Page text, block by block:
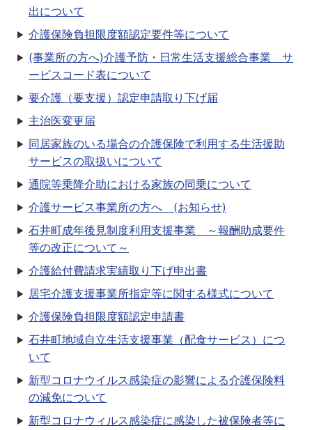
出について
介護保険負担限度額認定要件等について
(事業所の方へ)介護予防・日常生活支援総合事業 サ
ービスコード表について
要介護（要支援）認定申請取り下げ届
主治医変更届
同居家族のいる場合の介護保険で利用する生活援助
サービスの取扱いについて
通院等乗降介助における家族の同乗について
介護サービス事業所の方へ (お知らせ)
石井町成年後見制度利用支援事業 ～報酬助成要件
等の改正について～
介護給付費請求実績取り下げ申出書
居宅介護支援事業所指定等に関する様式について
介護保険負担限度額認定申請書
石井町地域自立生活支援事業（配食サービス）につ
いて
新型コロナウイルス感染症の影響による介護保険料
の減免について
新型コロナウィルス感染症に感染した被保険者等に